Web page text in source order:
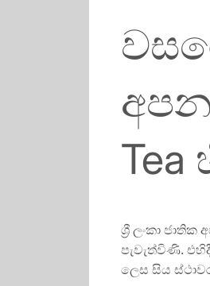
ශ්‍රී ලංකා
පැවැත්විණි.
ලෙස සිය